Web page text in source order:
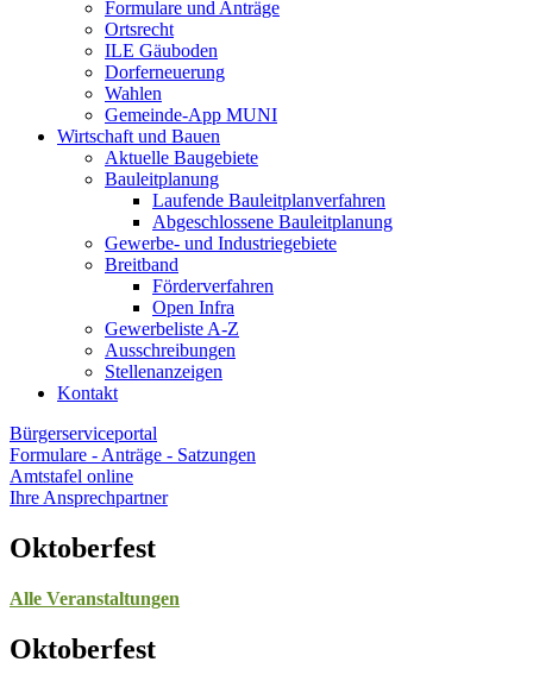
Formulare und Anträge
Ortsrecht
ILE Gäuboden
Dorferneuerung
Wahlen
Gemeinde-App MUNI
Wirtschaft und Bauen
Aktuelle Baugebiete
Bauleitplanung
Laufende Bauleitplanverfahren
Abgeschlossene Bauleitplanung
Gewerbe- und Industriegebiete
Breitband
Förderverfahren
Open Infra
Gewerbeliste A-Z
Ausschreibungen
Stellenanzeigen
Kontakt
Bürgerserviceportal
Formulare - Anträge - Satzungen
Amtstafel online
Ihre Ansprechpartner
Oktoberfest
Alle Veranstaltungen
Oktoberfest